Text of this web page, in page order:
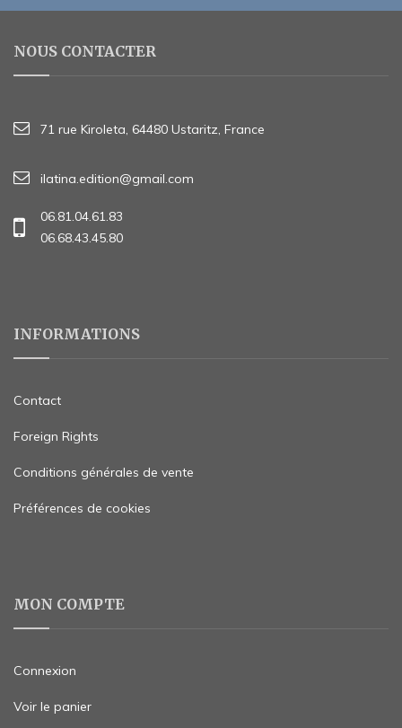
NOUS CONTACTER
71 rue Kiroleta, 64480 Ustaritz, France
ilatina.edition@gmail.com
06.81.04.61.83
06.68.43.45.80
INFORMATIONS
Contact
Foreign Rights
Conditions générales de vente
Préférences de cookies
MON COMPTE
Connexion
Voir le panier